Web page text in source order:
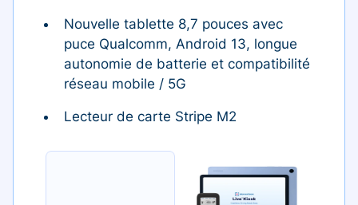
Nouvelle tablette 8,7 pouces avec
puce Qualcomm, Android 13, longue
autonomie de batterie et compatibilité
réseau mobile / 5G
Lecteur de carte Stripe M2